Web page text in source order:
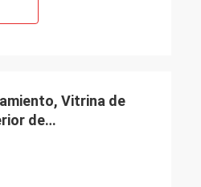
Vitrina de
de